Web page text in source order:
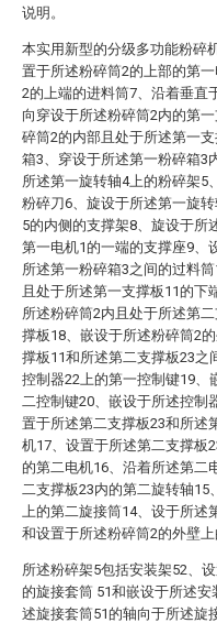
说明。
本实用新型的分级多功能粉碎
置于所述粉碎筒2的上部的第
2的上端的进料筒7、沿着垂直
向穿设于所述粉碎筒2内的第
碎筒2的内部且处于所述第一
箱3、穿设于所述第一粉碎箱3
所述第一旋转轴4上的粉碎架5
粉碎刀6、旋设于所述第一旋
5的内侧的支撑架8、旋设于所
第一电机1的一端的支撑座9、
所述第一粉碎箱3之间的过料
且处于所述第一支撑板11的下
所述粉碎筒2内且处于所述第
撑板18、嵌设于所述粉碎筒2
撑板11和所述第二支撑板23之
控制器22上的第一控制键19、
二控制键20、嵌设于所述控制
置于所述第二支撑板23和所述
机17、设置于所述第二支撑板
的第二电机16、沿着所述第二
二支撑板23内的第二旋转轴15
上的第二旋接筒14、设于所述
和设置于所述粉碎筒2的外壁上
所述粉碎架5包括安装架52、
的旋接套筒 51和嵌设于所述
述旋接套筒51的轴向于所述旋